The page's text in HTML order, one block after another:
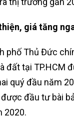
giá tăng
phố Thủ Đức
đất tại TP.HCM
quý đầu năm
đầu tư bài
2020.